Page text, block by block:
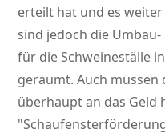
erteilt hat und es
sind jedoch die
für die Schweineställe
geräumt. Auch müssen
überhaupt an das Geld